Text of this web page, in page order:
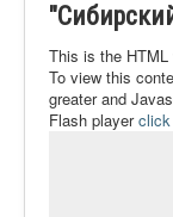
О фонде
Онлайн
Сайт
This is the
To view this
greater and
Flash player